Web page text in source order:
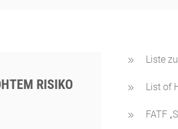
RISIKO
Liste
List of
FATF